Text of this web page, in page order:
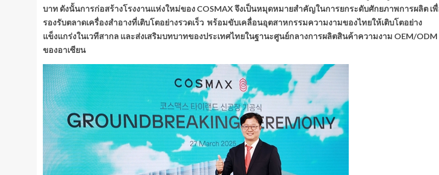
บาท ดังนั้นการก่อสร้างโรงงานแห่งใหม่ของ COSMAX จึงเป็นหมุดหมายสำคัญในการยกระดับศักยภาพการผลิต เ
รองรับตลาดเครื่องสำอางที่เติบโตอย่างรวดเร็ว พร้อมขับเคลื่อนอุตสาหกรรมความงามของไทยให้เติบโตอย่าง
แข็งแกร่งในเวทีสากล และส่งเสริมบทบาทของประเทศไทยในฐานะศูนย์กลางการผลิตสินค้าความงาม OEM/ODM
ของอาเซียน